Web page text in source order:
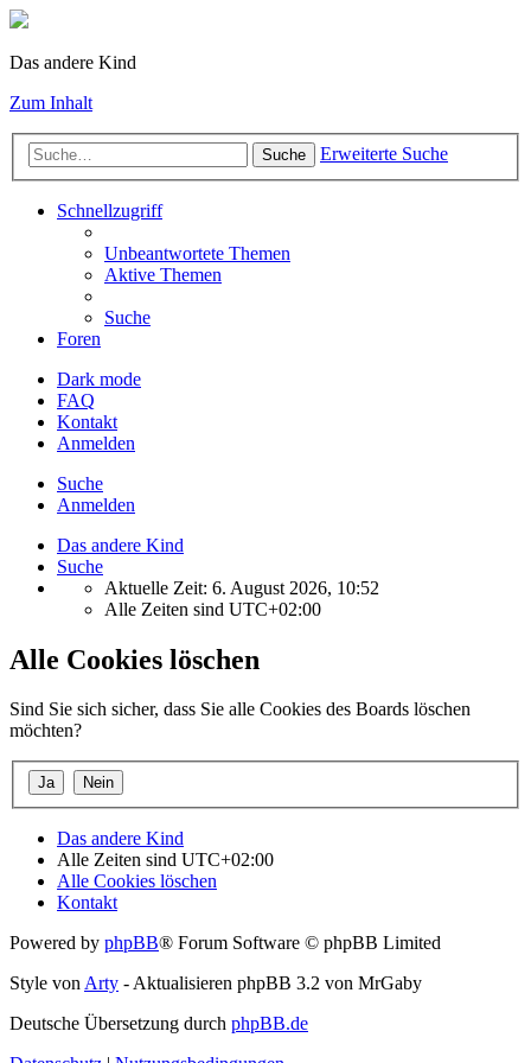
Das andere Kind
Zum Inhalt
Suche Erweiterte Suche
Schnellzugriff
Unbeantwortete Themen
Aktive Themen
Suche
Foren
Dark mode
FAQ
Kontakt
Anmelden
Suche
Anmelden
Das andere Kind
Suche
Aktuelle Zeit: 6. August 2026, 10:52
Alle Zeiten sind UTC+02:00
Alle Cookies löschen
Sind Sie sich sicher, dass Sie alle Cookies des Boards löschen
möchten?
Das andere Kind
Alle Zeiten sind UTC+02:00
Alle Cookies löschen
Kontakt
Powered by phpBB® Forum Software © phpBB Limited
Style von Arty - Aktualisieren phpBB 3.2 von MrGaby
Deutsche Übersetzung durch phpBB.de